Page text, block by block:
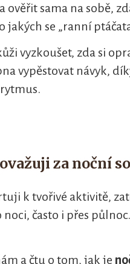
ověřit sama na sobě,
jakých se „ranní
vyzkoušet, zda si
vypěstovat návyk,
za noční
k tvořivé aktivitě,
často i přes půlnoc.
a čtu o tom, jak je